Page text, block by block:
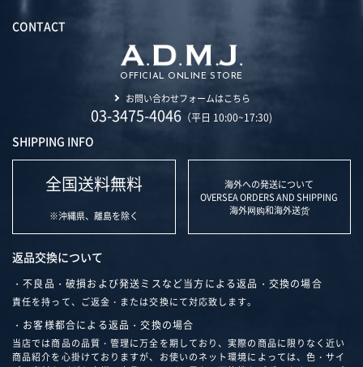
CONTACT
OFFICIAL ONLINE STORE
お問い合わせフォームはこちら
03-3475-4046 （平日 10:00~17:30)
SHIPPING INFO
全国送料無料
※沖縄県、離島を除く
海外への発送について
OVERSEA ORDERS AND SHIPPING
海外网购和海外送货
返品交換について
・不良品・破損および発送ミスなど当方による返品・交換の場合
責任を持って、ご返金・または交換にて対応致します。
・お客様都合による返品・交換の場合
当店では商品の品質・管理に万全を期しており、実際の商品に限りなく近い
商品紹介を心掛けておりますが、お使いのネット環境によっては、色・サイ